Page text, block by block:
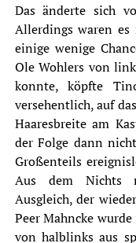
Das änderte sich
Allerdings waren
einige wenige
Ole Wohlers von
konnte, köpfte
versehentlich, auf
Haaresbreite am
der Folge dann
Großenteils
Aus dem Nichts
Ausgleich, der
Peer Mahncke
von halblinks aus